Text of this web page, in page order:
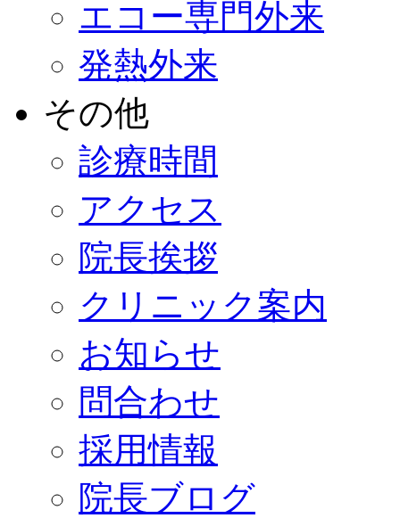
エコー専門外来
発熱外来
その他
診療時間
アクセス
院長挨拶
クリニック案内
お知らせ
問合わせ
採用情報
院長ブログ